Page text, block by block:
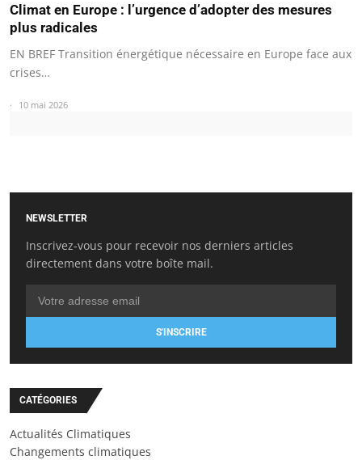
Climat en Europe : l’urgence d’adopter des mesures
plus radicales
EN BREF Transition énergétique nécessaire en Europe face aux
crises…
10 mai 2026
NEWSLETTER
Inscrivez-vous pour recevoir nos derniers articles
directement dans votre boîte mail.
S'INSCRIRE
CATÉGORIES
Actualités Climatiques
Changements climatiques